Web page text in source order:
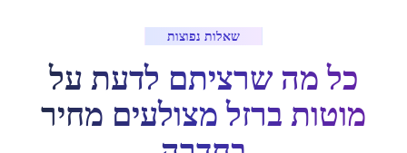
שאלות נפוצות
כל מה שרציתם לדעת על
מוטות ברזל מצולעים מחיר